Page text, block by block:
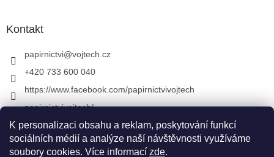
K personalizaci obsahu a reklam, poskytování funkcí
sociálních médií a analýze naší návštěvnosti využíváme
soubory cookies. Více informací zde.
Kontakt
papirnictvi@vojtech.cz
+420 733 600 040
https://www.facebook.com/papirnictvivojtech
papirnictvivojtech/
+420 733 600 040